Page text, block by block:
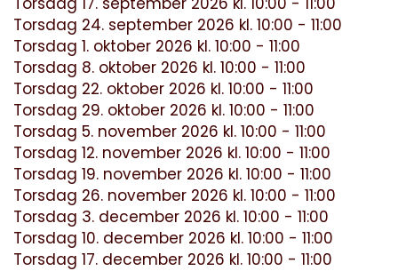
Torsdag 24. september 2026 kl. 10:00 - 11:00
Torsdag 1. oktober 2026 kl. 10:00 - 11:00
Torsdag 8. oktober 2026 kl. 10:00 - 11:00
Torsdag 22. oktober 2026 kl. 10:00 - 11:00
Torsdag 29. oktober 2026 kl. 10:00 - 11:00
Torsdag 5. november 2026 kl. 10:00 - 11:00
Torsdag 12. november 2026 kl. 10:00 - 11:00
Torsdag 19. november 2026 kl. 10:00 - 11:00
Torsdag 26. november 2026 kl. 10:00 - 11:00
Torsdag 3. december 2026 kl. 10:00 - 11:00
Torsdag 10. december 2026 kl. 10:00 - 11:00
Torsdag 17. december 2026 kl. 10:00 - 11:00